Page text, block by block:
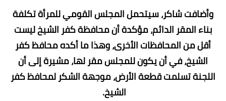
وأضافت شاكر، سيتحمل المجلس القومي للمرأة تكلفة
بناء المقر الدائم، مؤكدة أن محافظة كفر الشيخ ليست
أقل من المحافظات الأخرى، وهذا ما أكده محافظ كفر
الشيخ، في أن يكون للمجلس مقر لها، مشيرة إلى أن
اللجنة تسلمت قطعة الأرض، موجهة الشكر لمحافظ كفر
الشيخ.